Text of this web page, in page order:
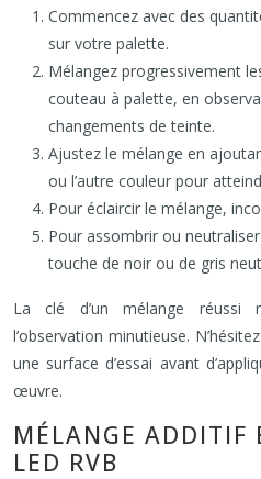
Commencez avec des
sur votre palette.
Mélangez progressivement
couteau à palette, en
changements de teinte.
Ajustez le mélange en
ou l’autre couleur pour
Pour éclaircir le mélange,
Pour assombrir ou
touche de noir ou de gris
La clé d’un mélange réussi
l’observation minutieuse.
une surface d’essai avant
œuvre.
MÉLANGE ADDITIF
LED RVB